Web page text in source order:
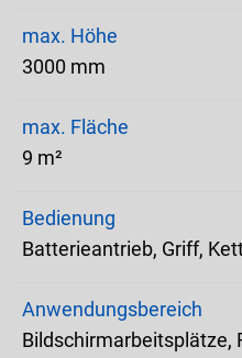
max. Höhe
3000 mm
max. Fläche
9 m²
Bedienung
Batterieantrieb, Griff,
Anwendungsbereich
Bildschirmarbeitsplätze,